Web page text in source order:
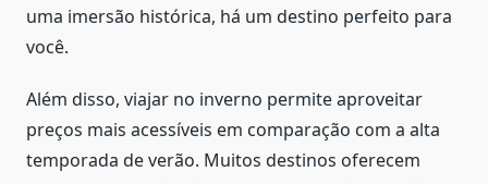
uma imersão histórica, há um destino perfeito para
você.
Além disso, viajar no inverno permite aproveitar
preços mais acessíveis em comparação com a alta
temporada de verão. Muitos destinos oferecem